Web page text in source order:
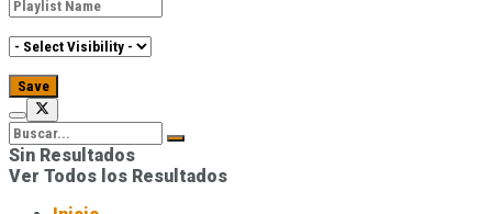
Sin Resultados
Ver Todos los Resultados